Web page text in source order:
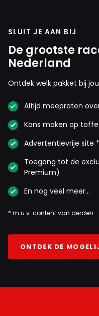
SLUIT JE AAN BIJ
De grootste
Nederland
Ontdek welk pakket bij
Altijd meepraten
Kans maken op
Advertentievrije site
Toegang tot de
Premium)
En nog veel meer…
* m.u.v. content van derden
ONTDEK DE